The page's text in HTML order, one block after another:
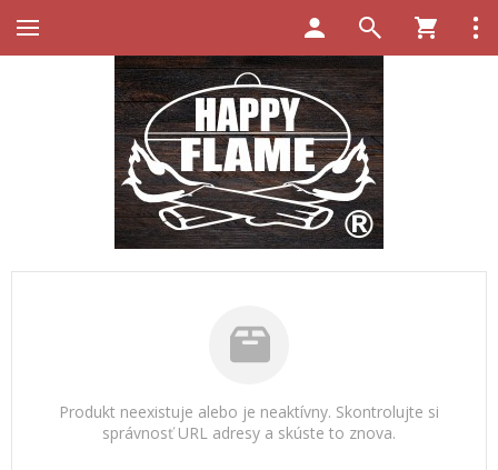
Produkt neexistuje alebo je neaktívny. Skontrolujte si
správnosť URL adresy a skúste to znova.